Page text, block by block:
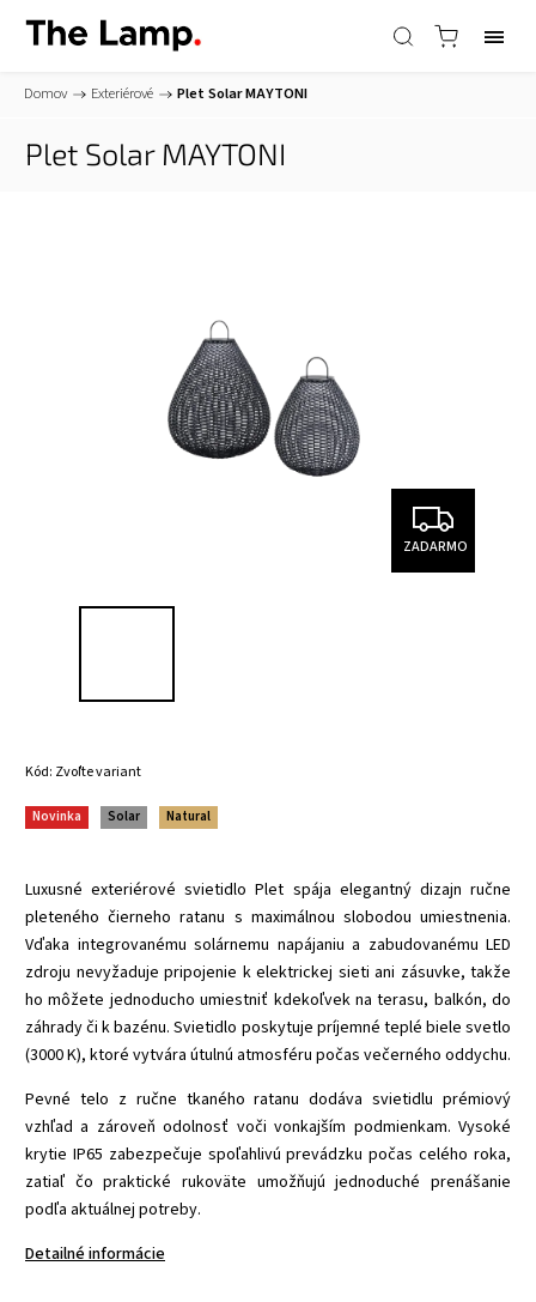
Domov / Exteriérové / Plet SolarMAYTONI
Plet Solar MAYTONI
ZADARMO
Kód: Zvoľte variant
Novinka Solar Natural
Luxusné exteriérové svietidlo Plet spája elegantný dizajn ručne
pleteného čierneho ratanu s maximálnou slobodou umiestnenia.
Vďaka integrovanému solárnemu napájaniu a zabudovanému LED
zdroju nevyžaduje pripojenie k elektrickej sieti ani zásuvke, takže
ho môžete jednoducho umiestniť kdekoľvek na terasu, balkón, do
záhrady či k bazénu. Svietidlo poskytuje príjemné teplé biele svetlo
(3000 K), ktoré vytvára útulnú atmosféru počas večerného oddychu.
Pevné telo z ručne tkaného ratanu dodáva svietidlu prémiový
vzhľad a zároveň odolnosť voči vonkajším podmienkam. Vysoké
krytie IP65 zabezpečuje spoľahlivú prevádzku počas celého roka,
zatiaľ čo praktické rukoväte umožňujú jednoduché prenášanie
podľa aktuálnej potreby.
Detailné informácie